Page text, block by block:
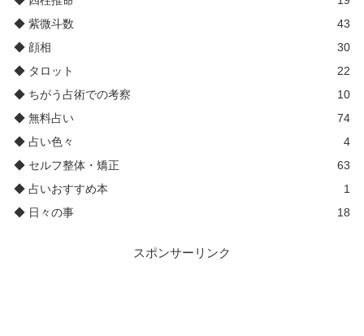
◆ 紫微斗数
43
◆ 顔相
30
◆ タロット
22
◆ ちがう占術での考察
10
◆ 無料占い
74
◆ 占い色々
4
◆ セルフ整体・矯正
63
◆ 占いおすすめ本
1
◆ 日々の事
18
スポンサーリンク